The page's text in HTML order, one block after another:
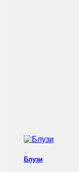
Блузи